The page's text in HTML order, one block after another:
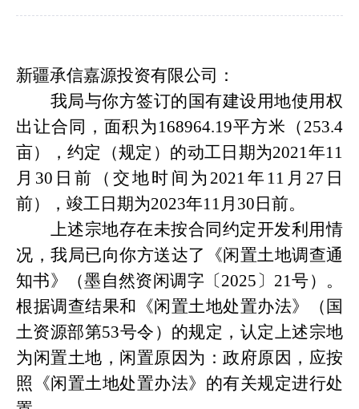
新疆承信嘉源投资有限公司：
我局与你方签订的国有建设用地使用权
出让合同，面积为 168964.19平方米（ 253.4
亩） ，约定（规定）的动工日期为2021 年11
月 30 日前 （交地时间为 2021 年 11 月 27 日
前），竣工日期为2023年11 月 30 日前。
上述宗地存在未按合同约定开发利用情
况，我局已向你方送达了
《闲置土地调查通
知书》（墨自然资闲调字〔2025〕21号） 。
根据调查结果和《闲置土地处置办法》（国
土资源部第53号令）的规定，认定上述宗地
为闲置土地，闲置原因为：政府原因，应按
照《闲置土地处置办法》的有关规定进行处